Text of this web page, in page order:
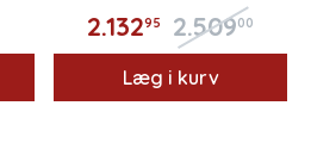
2.13295 2.50900
Læg i kurv